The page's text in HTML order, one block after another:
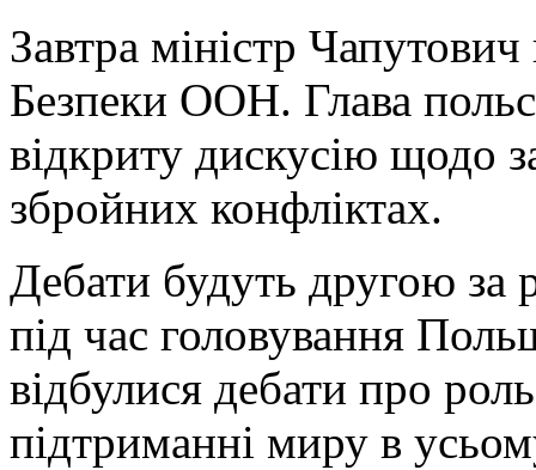
Завтра міністр Чапутович
Безпеки ООН. Глава
відкриту дискусію щодо
збройних конфліктах.
Дебати будуть другою за
під час головування
відбулися дебати про
підтриманні миру в